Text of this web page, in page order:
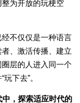
为开放的玩梗空
不仅仅是一种语言
、激活传播、建立
层的人进入同一个
下去”。
，探索适应时代的